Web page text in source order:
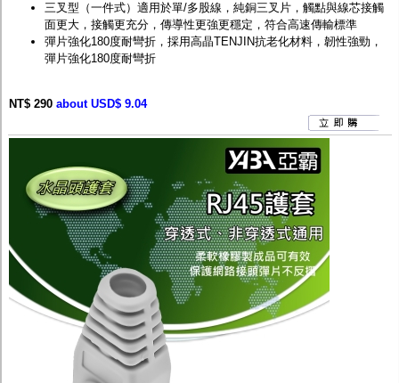
三叉型（一件式）適用於單/多股線，純銅三叉片，觸點與線芯接觸
面更大，接觸更充分，傳導性更強更穩定，符合高速傳輸標準
彈片強化180度耐彎折，採用高晶TENJIN抗老化材料，韌性強勁，
彈片強化180度耐彎折
NT$ 290 about USD$ 9.04